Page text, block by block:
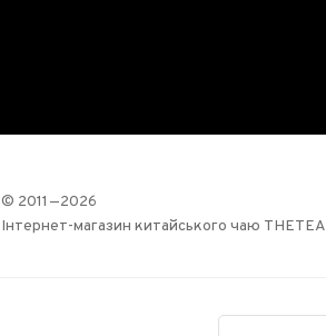
© 2011—2026
Інтернет-магазин китайського чаю THETEA